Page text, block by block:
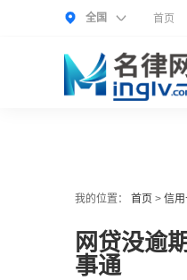
全国 首页
我的位置： 首页 > 信
网贷没逾
事通